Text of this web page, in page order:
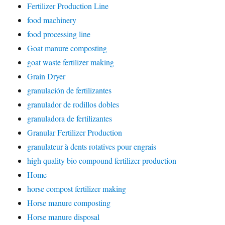
Fertilizer Production Line
food machinery
food processing line
Goat manure composting
goat waste fertilizer making
Grain Dryer
granulación de fertilizantes
granulador de rodillos dobles
granuladora de fertilizantes
Granular Fertilizer Production
granulateur à dents rotatives pour engrais
high quality bio compound fertilizer production
Home
horse compost fertilizer making
Horse manure composting
Horse manure disposal